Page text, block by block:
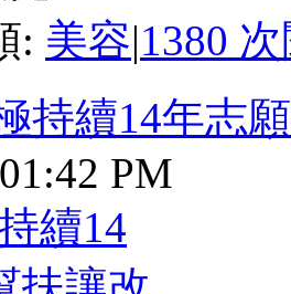
: 美容|1380
持續14年志
PM